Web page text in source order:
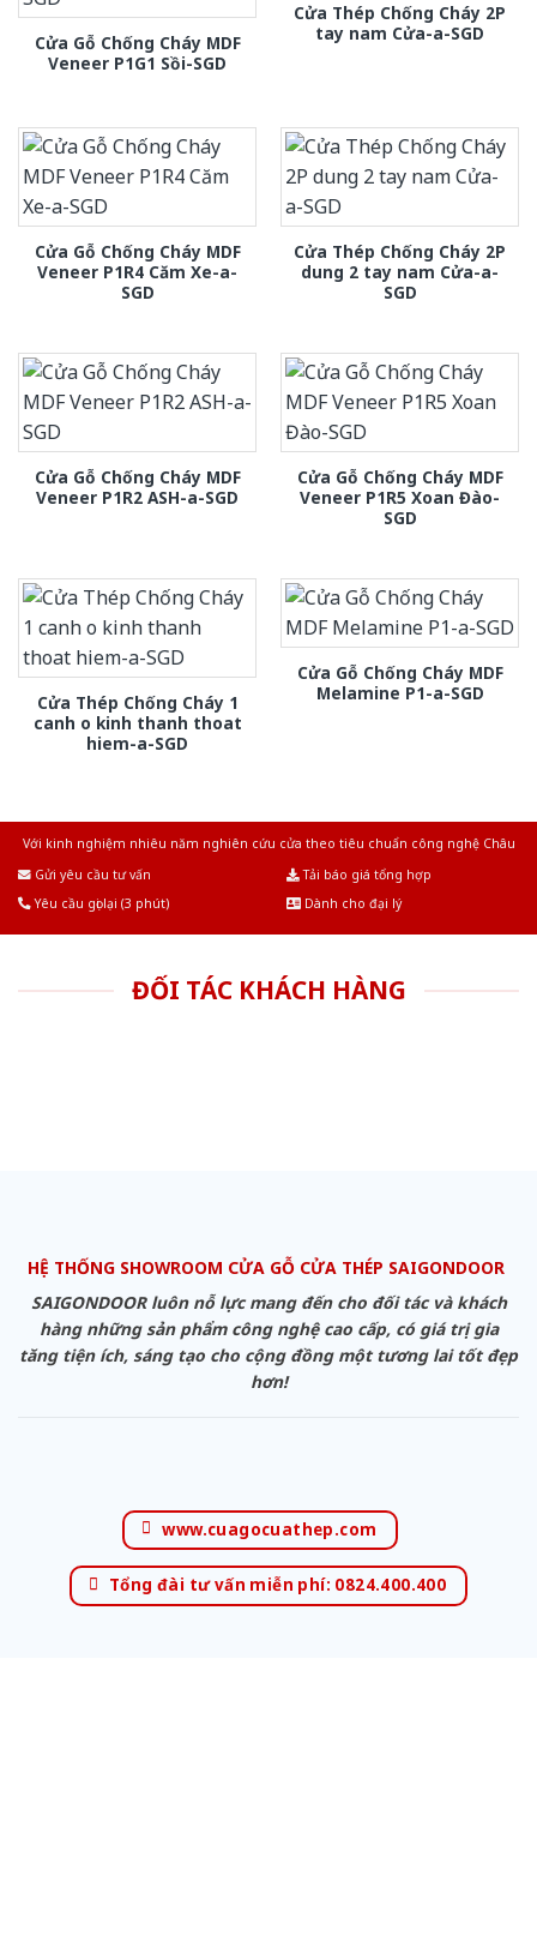
Cửa Gỗ Chống Cháy MDF
Veneer P1G1 Sồi-SGD
Cửa Thép Chống Cháy 2P
tay nam Cửa-a-SGD
Cửa Gỗ Chống Cháy MDF
Veneer P1R4 Căm Xe-a-
SGD
Cửa Thép Chống Cháy 2P
dung 2 tay nam Cửa-a-
SGD
Cửa Gỗ Chống Cháy MDF
Veneer P1R2 ASH-a-SGD
Cửa Gỗ Chống Cháy MDF
Veneer P1R5 Xoan Đào-
SGD
Cửa Thép Chống Cháy 1
canh o kinh thanh thoat
hiem-a-SGD
Cửa Gỗ Chống Cháy MDF
Melamine P1-a-SGD
Với kinh nghiệm nhiêu năm nghiên cứu cửa theo tiêu chuẩn công nghệ Châu
Gửi yêu cầu tư vấn
Tải báo giá tổng hợp
Yêu cầu gọi lại (3 phút)
Dành cho đại lý
ĐỐI TÁC KHÁCH HÀNG
HỆ THỐNG SHOWROOM CỬA GỖ CỬA THÉP SAIGONDOOR
SAIGONDOOR luôn nỗ lực mang đến cho đối tác và khách
hàng những sản phẩm công nghệ cao cấp, có giá trị gia
tăng tiện ích, sáng tạo cho cộng đồng một tương lai tốt đẹp
hơn!
www.cuagocuathep.com
Tổng đài tư vấn miễn phí: 0824.400.400